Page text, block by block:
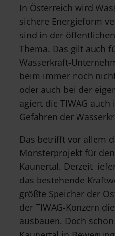
In Österreich wird
sichere Energieform
sind in der
Thema. Das gilt auch
Wasserkraft-
beim immer noch
oder auch bei der
agiert die TIWAG auch
Gefahren der
Das betrifft vor allem
Monsterprojekt für
Kaunertal. Derzeit
das bestehende
größte Speicher der
der TIWAG-Konzern
ausbauen. Doch